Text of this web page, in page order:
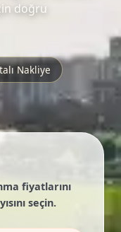
doğru
Nakliye
fiyatlarını
seçin.